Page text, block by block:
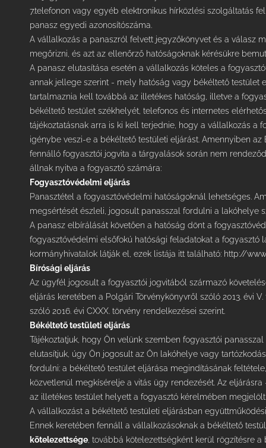
7.telefonon vagy egyéb elektronikus hírközlési szolgáltatás
panasz egyedi azonosítószáma.
A vállalkozás a panaszról felvett jegyzőkönyvet és a válasz
megőrizni, és azt az ellenőrző hatóságoknak kérésükre
A panasz elutasítása esetén a vállalkozás köteles a
annak jellege szerint - mely hatóság vagy békéltető testület
tartalmaznia kell továbbá az illetékes hatóság, illetve a
békéltető testület székhelyét, telefonos és internetes
tájékoztatásnak arra is ki kell terjednie, hogy a vállalkozás a
igénybe veszi-e a békéltető testületi eljárást. Amennyiben
fennálló fogyasztói jogvita a tárgyalások során nem
állnak nyitva a fogyasztó számára:
Fogyasztóvédelmi eljárás
Panasztétel a fogyasztóvédelmi hatóságoknál lehetséges.
megsértését észleli, jogosult panasszal fordulni a lakóhelye
A panasz elbírálását követően a hatóság dönt a
fogyasztóvédelmi elsőfokú hatósági feladatokat a fogyasztó
kormányhivatalok látják el, ezek listája itt található: http://
Bírósági eljárás
Az ügyfél jogosult a fogyasztói jogvitából származó
eljárás keretében a Polgári Törvénykönyvről szóló 2013. évi
szóló 2016. évi CXXX. törvény rendelkezései szerint.
Békéltető testületi eljárás
Tájékoztatjuk, hogy Ön velünk szemben fogyasztói
elutasítjuk, úgy Ön jogosult az Ön lakóhelye vagy
fordulni: a békéltető testület eljárása megindításának
közvetlenül megkísérelje a vitás ügy rendezését. Az
az illetékes testület helyett a fogyasztó kérelmében
A vállalkozást a békéltető testületi eljárásban
Ennek keretében fennáll a vállalkozásoknak a békéltető
kötelezettsége , továbbá kötelezettségként kerül rögzítésre